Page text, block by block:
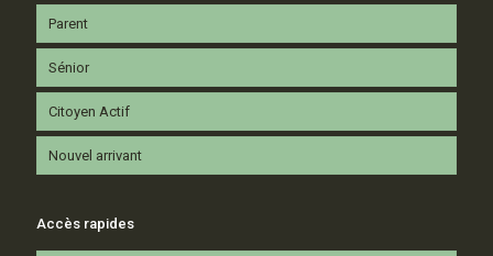
Parent
Sénior
Citoyen Actif
Nouvel arrivant
Accès rapides